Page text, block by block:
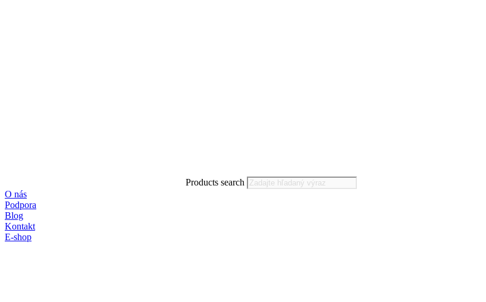
Products search
O nás
Podpora
Blog
Kontakt
E-shop